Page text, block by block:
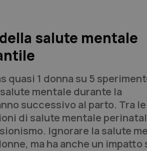
salute mentale
quasi 1 donna su 5
mentale durante la
successivo al parto. Tra le
di salute mentale
Ignorare la salute
ma ha anche un impatto